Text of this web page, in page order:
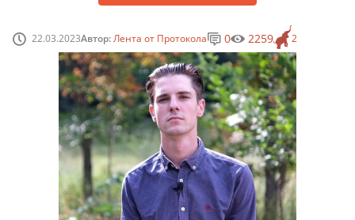
22.03.2023Автор:Лента от Протокола 2
0 2259